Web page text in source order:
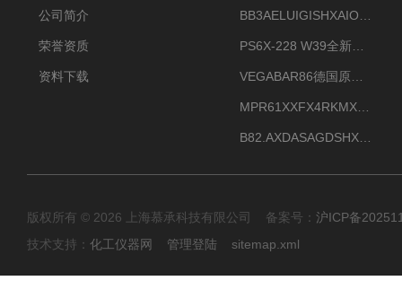
公司简介
荣誉资质
资料下载
版权所有 © 2026 上海慕承科技有限公司 备案号： 沪ICP备
技术支持： 化工仪器网 管理登陆 sitemap.xml